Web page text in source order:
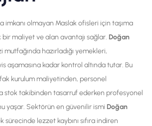
imkanı olmayan Maslak ofisleri için taşıma
maliyet ve alan avantajı sağlar. Doğan
mutfağında hazırladığı yemekleri,
aşamasına kadar kontrol altında tutar. Bu
kurulum maliyetinden, personel
stok takibinden tasarruf ederken profesyonel
yaşar. Sektörün en güvenilir ismi Doğan
sürecinde lezzet kaybını sıfıra indiren